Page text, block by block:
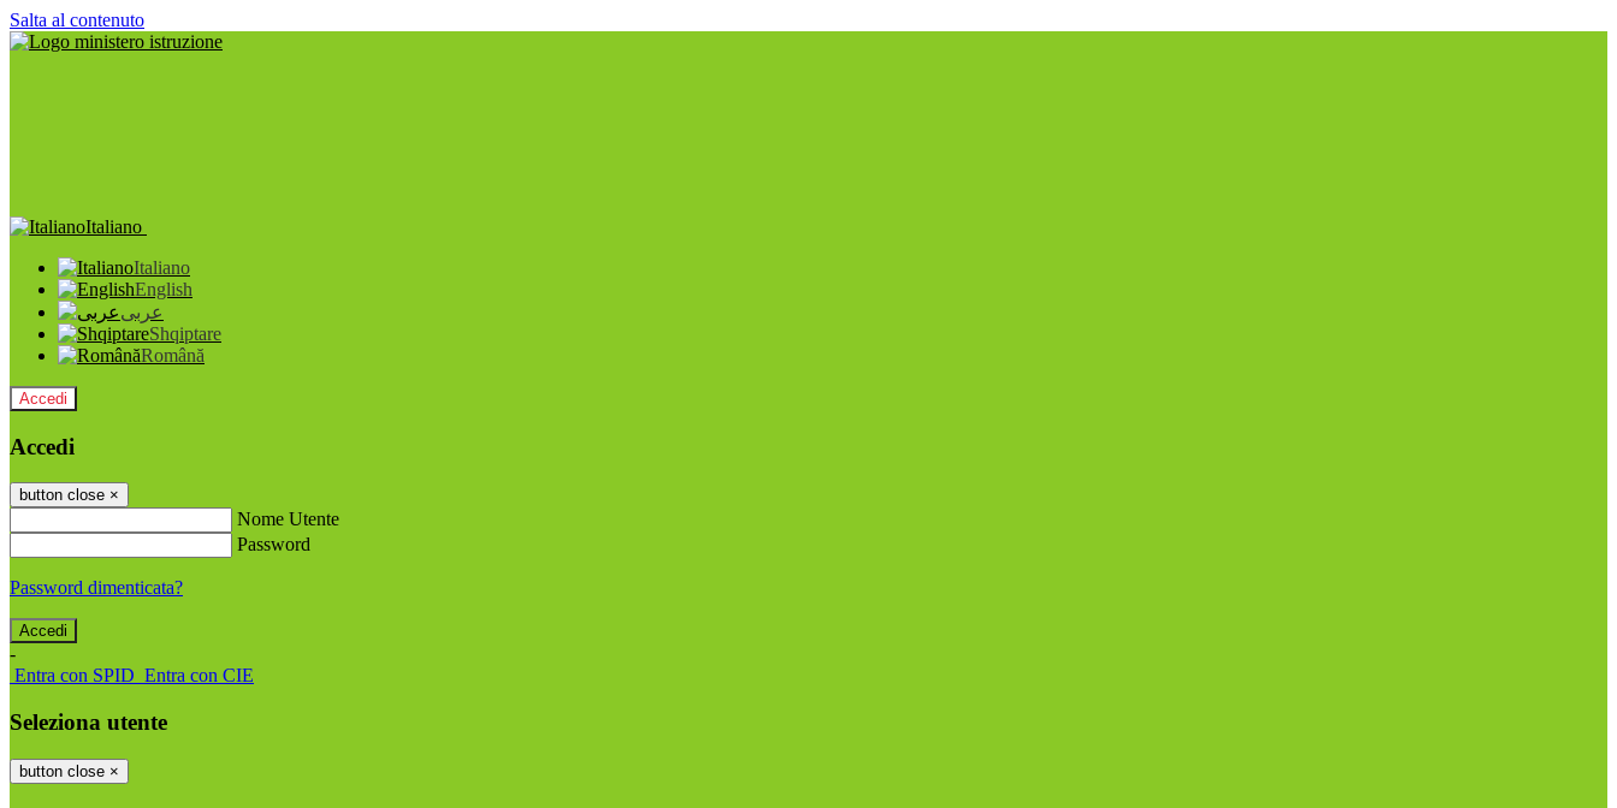
Salta al contenuto
Italiano
Italiano
English
عربى
Shqiptare
Română
Accedi
Accedi
button close ×
Nome Utente
Password
Password dimenticata?
-
Entra con SPID Entra con CIE
Seleziona utente
button close ×